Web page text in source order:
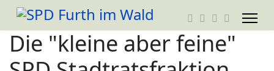
Die "kleine aber feine"